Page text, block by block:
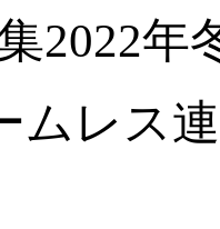
2022
ムレス